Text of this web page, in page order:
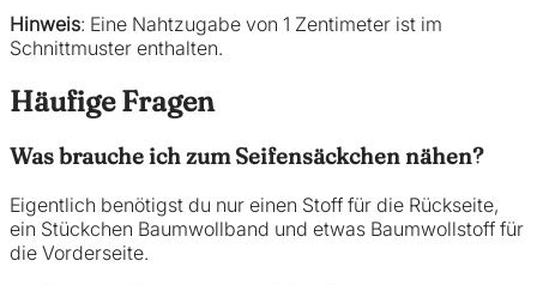
Hinweis: Eine Nahtzugabe von 1 Zentimeter ist im
Schnittmuster enthalten.
Häufige Fragen
Was brauche ich zum Seifensäckchen nähen?
Eigentlich benötigst du nur einen Stoff für die Rückseite,
ein Stückchen Baumwollband und etwas Baumwollstoff für
die Vorderseite.